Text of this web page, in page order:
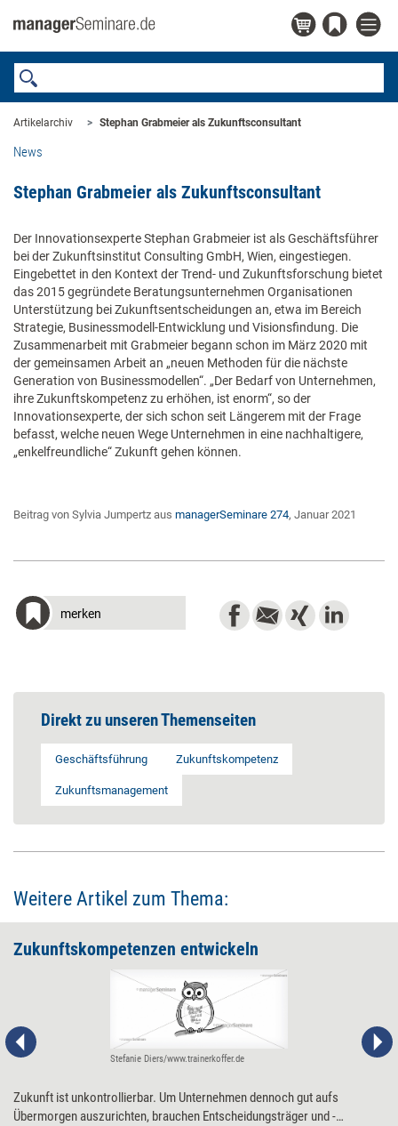
Artikelarchiv Stephan Grabmeier als Zukunftsconsultant
News
Stephan Grabmeier als Zukunftsconsultant
Der Innovationsexperte Stephan Grabmeier ist als Geschäftsführer
bei der Zukunftsinstitut Consulting GmbH, Wien, eingestiegen.
Eingebettet in den Kontext der Trend- und Zukunftsforschung bietet
das 2015 gegründete Beratungsunternehmen Organisationen
Unterstützung bei Zukunftsentscheidungen an, etwa im Bereich
Strategie, Businessmodell-Entwicklung und Visionsfindung. Die
Zusammenarbeit mit Grabmeier begann schon im März 2020 mit
der gemeinsamen Arbeit an „neuen Methoden für die nächste
Generation von Businessmodellen“. „Der Bedarf von Unternehmen,
ihre Zukunftskompetenz zu erhöhen, ist enorm“, so der
Innovationsexperte, der sich schon seit Längerem mit der Frage
befasst, welche neuen Wege Unternehmen in eine nachhaltigere,
„enkelfreundliche“ Zukunft gehen können.
Beitrag von Sylvia Jumpertz aus managerSeminare 274, Januar 2021
merken
Direkt zu unseren Themenseiten
Geschäftsführung Zukunftskompetenz
Zukunftsmanagement
Weitere Artikel zum Thema:
Zukunftskompetenzen entwickeln
Stefanie Diers/www.trainerkoffer.de
Zukunft ist unkontrollierbar. Um Unternehmen dennoch gut aufs
Übermorgen auszurichten, brauchen Entscheidungsträger und -